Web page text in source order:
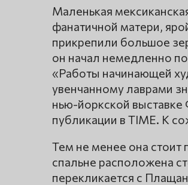
Маленькая
фанатичной матери,
прикрепили большое
он начал немедленно
«Работы начинающей
увенчанному лаврами
нью-йоркской
публикации в TIME. К
Тем не менее она стоит
спальне расположена
перекликается с